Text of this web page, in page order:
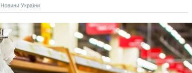
Новини України